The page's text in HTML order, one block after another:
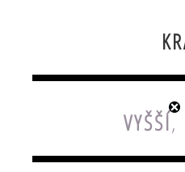
VYŠŠÍ,